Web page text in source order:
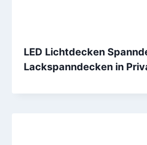
LED Lichtdecken
Lackspanndecken in